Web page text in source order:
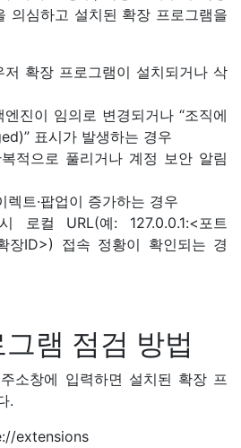
의심하고 설치된 확장 프로그램을
확장 프로그램이 설치되거나 삭
진이 임의로 변경되거나 “조직에
표시가 발생하는 경우
적으로 풀리거나 계정 보안 알림
렉트·팝업이 증가하는 경우
로컬 URL(예: 127.0.0.1:<포트
장ID>) 접속 정황이 확인되는 경
램 점검 방법
소창에 입력하면 설치된 확장 프
.
extensions